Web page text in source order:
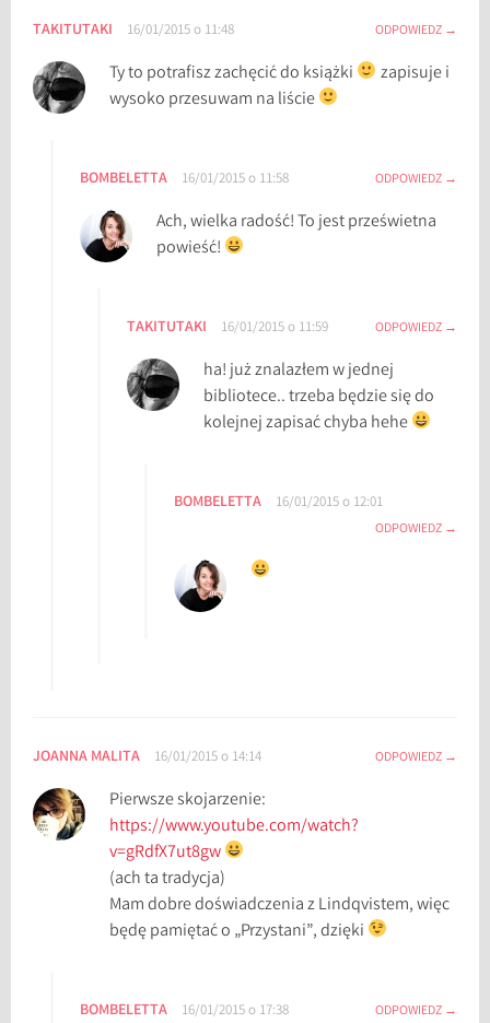
r
c
e
j
r
n
z
V
g
TAKITUTAKI 16/01/2015 o 11:48 ODPOWIEDZ
Ty to potrafisz zachęcić do książki
zapisuje i
wysoko przesuwam na liście
BOMBELETTA 16/01/2015 o 11:58 ODPOWIEDZ
Ach, wielka radość! To jest prześwietna
powieść!
TAKITUTAKI 16/01/2015 o 11:59 ODPOWIEDZ
ha! już znalazłem w jednej
bibliotece.. trzeba będzie się do
kolejnej zapisać chyba hehe
BOMBELETTA 16/01/2015 o 12:01
ODPOWIEDZ
JOANNA MALITA 16/01/2015 o 14:14 ODPOWIEDZ
Pierwsze skojarzenie:
https://www.youtube.com/watch?
v=gRdfX7ut8gw
(ach ta tradycja)
Mam dobre doświadczenia z Lindqvistem, więc
będę pamiętać o „Przystani”, dzięki
BOMBELETTA 16/01/2015 o 17:38 ODPOWIEDZ